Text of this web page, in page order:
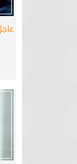
الزمالك ينهي
يقترب